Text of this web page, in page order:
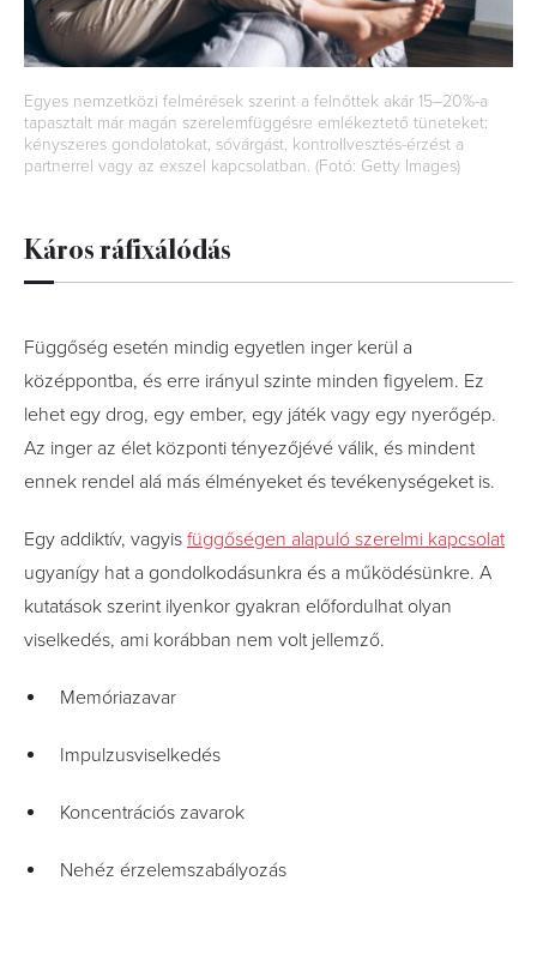
Egyes nemzetközi felmérések szerint a felnőttek akár 15–20%-a
tapasztalt már magán szerelemfüggésre emlékeztető tüneteket:
kényszeres gondolatokat, sóvárgást, kontrollvesztés-érzést a
partnerrel vagy az exszel kapcsolatban. (Fotó: Getty Images)
Káros ráfixálódás
Függőség esetén mindig egyetlen inger kerül a
középpontba, és erre irányul szinte minden figyelem. Ez
lehet egy drog, egy ember, egy játék vagy egy nyerőgép.
Az inger az élet központi tényezőjévé válik, és mindent
ennek rendel alá más élményeket és tevékenységeket is.
Egy addiktív, vagyis függőségen alapuló szerelmi kapcsolat
ugyanígy hat a gondolkodásunkra és a működésünkre. A
kutatások szerint ilyenkor gyakran előfordulhat olyan
viselkedés, ami korábban nem volt jellemző.
Memóriazavar
Impulzusviselkedés
Koncentrációs zavarok
Nehéz érzelemszabályozás